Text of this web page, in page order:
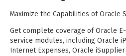
Maximize the Capabilities of Oracle
Get complete coverage of Oracle
service modules, including Oracle
Internet Expenses, Oracle